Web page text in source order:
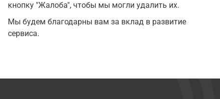
кнопку "Жалоба", чтобы мы могли удалить их.
Мы будем благодарны вам за вклад в развитие
сервиса.